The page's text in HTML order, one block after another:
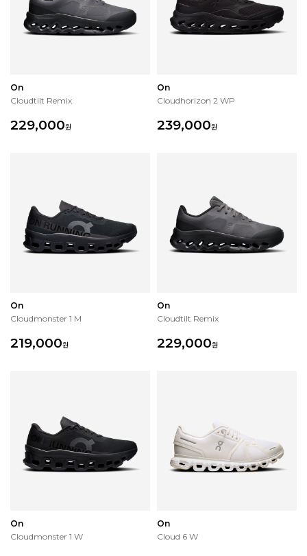
On
Cloudtilt Remix
229,000원
On
Cloudhorizon 2 WP
239,000원
On
Cloudmonster 1 M
219,000원
On
Cloudtilt Remix
229,000원
On
Cloudmonster 1 W
On
Cloud 6 W